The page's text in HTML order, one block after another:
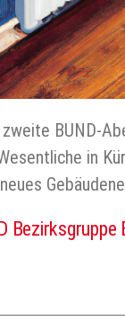
BUND-
in
Bezirksgruppe